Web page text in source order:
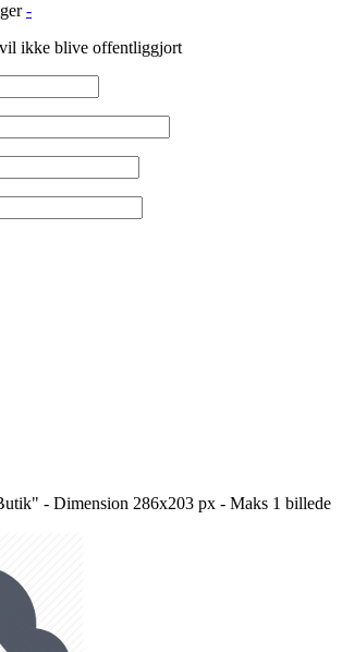
-
ikke blive offentliggjort
- Dimension 286x203 px - Maks 1 billede